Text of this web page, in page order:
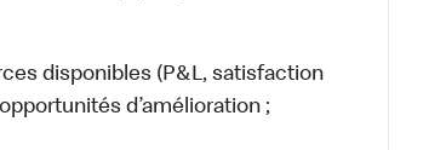
disponibles (P&L, satisfaction
d’amélioration ;